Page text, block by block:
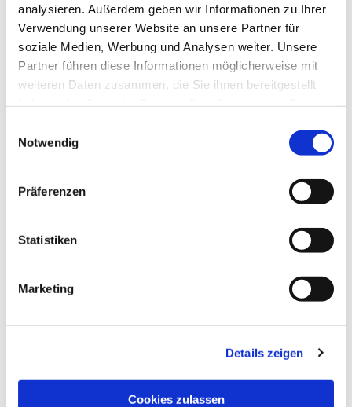
analysieren. Außerdem geben wir Informationen zu Ihrer
Verwendung unserer Website an unsere Partner für
soziale Medien, Werbung und Analysen weiter. Unsere
Partner führen diese Informationen möglicherweise mit
weiteren Daten zusammen, die Sie ihnen bereitgestellt
Notwendig
Präferenzen
Statistiken
Marketing
Details zeigen
Cookies zulassen
© Heike Schaaf
Freitag, 29. Januar 2027, 13:30 Uhr
34117 Kassel